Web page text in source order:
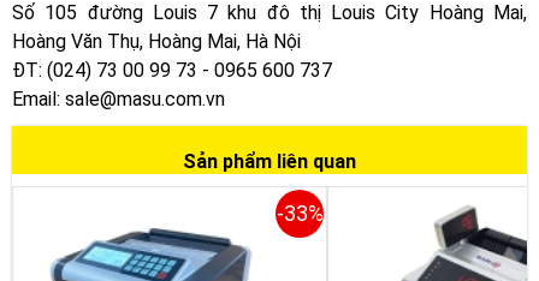
Số 105 đường Louis 7 khu đô thị Louis City Hoàng Mai,
Hoàng Văn Thụ, Hoàng Mai, Hà Nội
ĐT: (024) 73 00 99 73 - 0965 600 737
Email: sale@masu.com.vn
Sản phẩm liên quan
-33%